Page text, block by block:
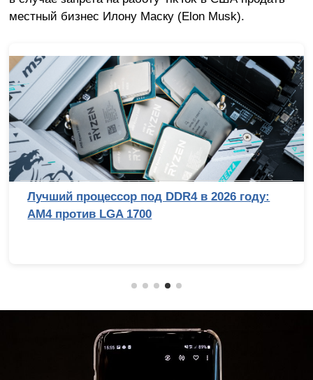
местный бизнес Илону Маску (Elon Musk).
Лучший процессор под DDR4 в 2026 году:
AM4 против LGA 1700